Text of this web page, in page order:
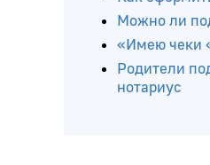
Читайте ещё
Бабушка
Как
Можно ли